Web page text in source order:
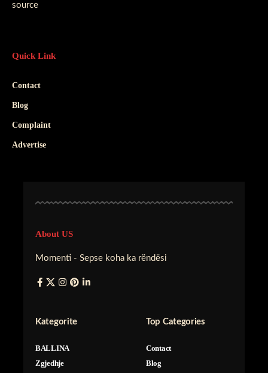
source
Quick Link
Contact
Blog
Complaint
Advertise
About US
Momenti - Sepse koha ka rëndësi
Kategorite
BALLINA
Zgjedhje
Top Categories
Contact
Blog